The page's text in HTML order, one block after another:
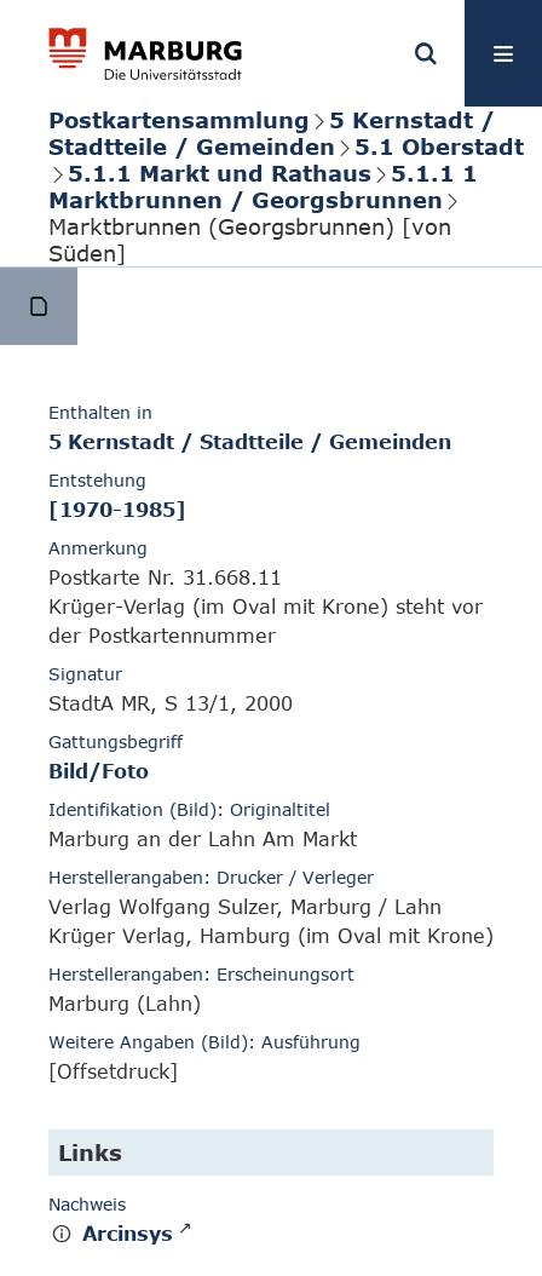
Postkartensammlung
5 Kernstadt /
Stadtteile / Gemeinden
5.1 Oberstadt
5.1.1 Markt und Rathaus
5.1.1 1
Marktbrunnen / Georgsbrunnen
Marktbrunnen (Georgsbrunnen) [von
Süden]
Enthalten in
5 Kernstadt / Stadtteile / Gemeinden
Entstehung
[1970-1985]
Anmerkung
Postkarte Nr. 31.668.11
Krüger-Verlag (im Oval mit Krone) steht vor
der Postkartennummer
Signatur
StadtA MR, S 13/1, 2000
Gattungsbegriff
Bild/Foto
Identifikation (Bild): Originaltitel
Marburg an der Lahn Am Markt
Herstellerangaben: Drucker / Verleger
Verlag Wolfgang Sulzer, Marburg / Lahn
Krüger Verlag, Hamburg (im Oval mit Krone)
Herstellerangaben: Erscheinungsort
Marburg (Lahn)
Weitere Angaben (Bild): Ausführung
[Offsetdruck]
Links
Nachweis
Arcinsys